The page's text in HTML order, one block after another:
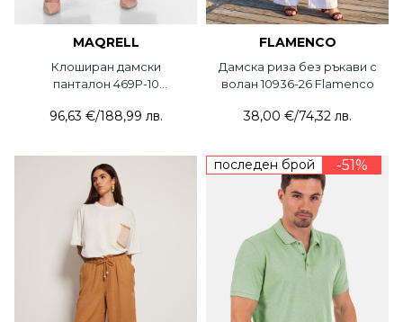
MAQRELL
Клоширан дамски
панталон 469P-10
96,63 €/188,99 лв.
FLAMENCO
Дамска риза без ръкави с
волан 10936-26 Flamenco
38,00 €/74,32 лв.
последен брой -51%